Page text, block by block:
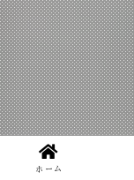
ホーム